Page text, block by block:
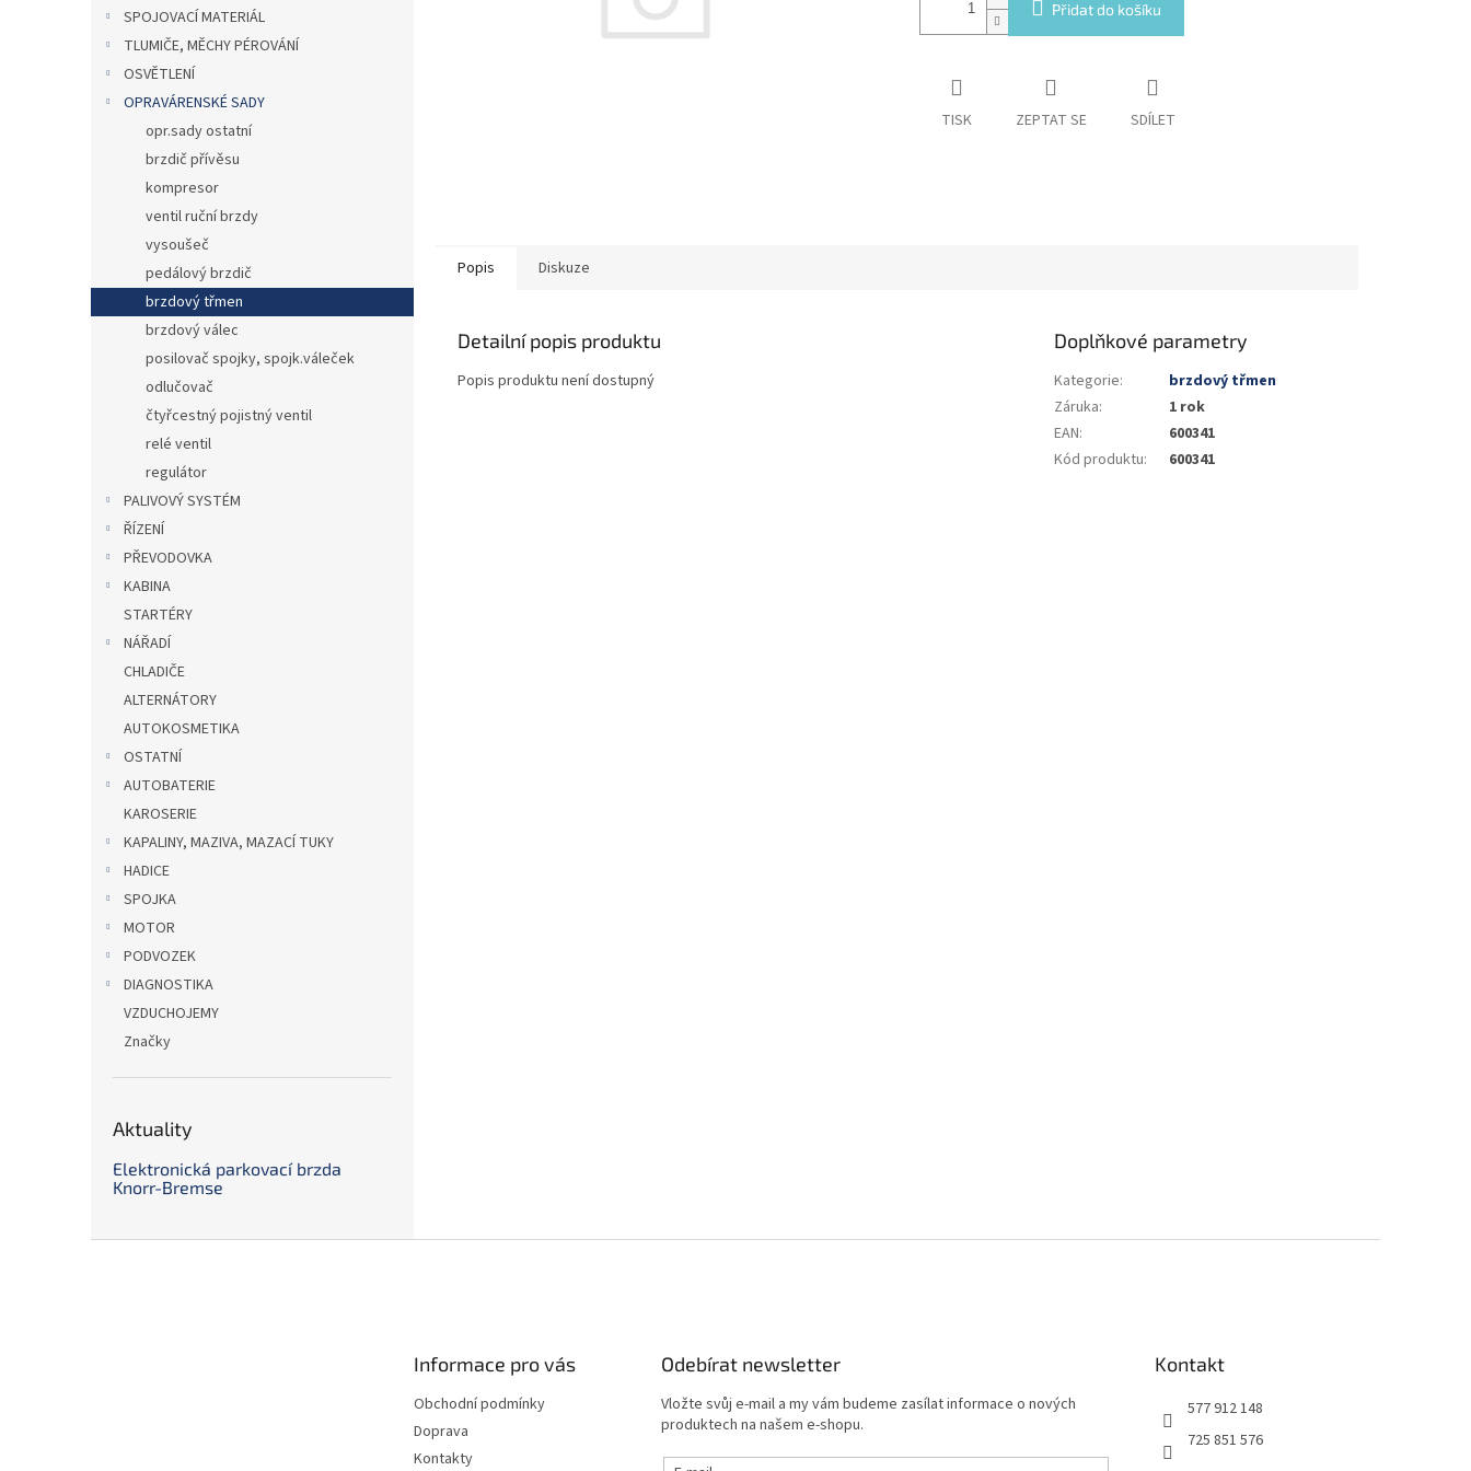
SPOJOVACÍ MATERIÁL
TLUMIČE, MĚCHY PÉROVÁNÍ
OSVĚTLENÍ
OPRAVÁRENSKÉ SADY
opr.sady ostatní
brzdič přívěsu
kompresor
ventil ruční brzdy
vysoušeč
pedálový brzdič
brzdový třmen
brzdový válec
posilovač spojky, spojk.váleček
odlučovač
čtyřcestný pojistný ventil
relé ventil
regulátor
PALIVOVÝ SYSTÉM
ŘÍZENÍ
PŘEVODOVKA
KABINA
STARTÉRY
NÁŘADÍ
CHLADIČE
ALTERNÁTORY
AUTOKOSMETIKA
OSTATNÍ
AUTOBATERIE
KAROSERIE
KAPALINY, MAZIVA, MAZACÍ TUKY
HADICE
SPOJKA
MOTOR
PODVOZEK
DIAGNOSTIKA
VZDUCHOJEMY
Značky
Aktuality
Elektronická parkovací brzda
Knorr-Bremse
Přidat do košíku
TISK ZEPTAT SE SDÍLET
Popis Diskuze
Detailní popis produktu
Popis produktu není dostupný
Doplňkové parametry
Kategorie:
brzdový třmen
Záruka:
1 rok
EAN:
600341
Kód produktu: 600341
Informace pro vás
Obchodní podmínky
Doprava
Kontakty
Odebírat newsletter
Vložte svůj e-mail a my vám budeme zasílat informace o nových
produktech na našem e-shopu.
Kontakt
577 912 148
725 851 576